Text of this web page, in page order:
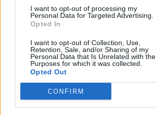
I want to opt-out of processing my
Personal Data for Targeted Advertising.
Opted In
I want to opt-out of Collection, Use,
Retention, Sale, and/or Sharing of my
Personal Data that Is Unrelated with the
Purposes for which it was collected.
Opted Out
CONFIRM
razem kilkunastu – nie ma na co narzekać.